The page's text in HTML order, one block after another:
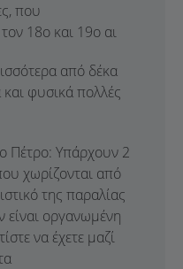
που
18ο και 19ο αι
από δέκα
φυσικά πολλές
Πέτρο: Υπάρχουν 2
χωρίζονται από
της παραλίας
είναι οργανωμένη
να έχετε μαζί